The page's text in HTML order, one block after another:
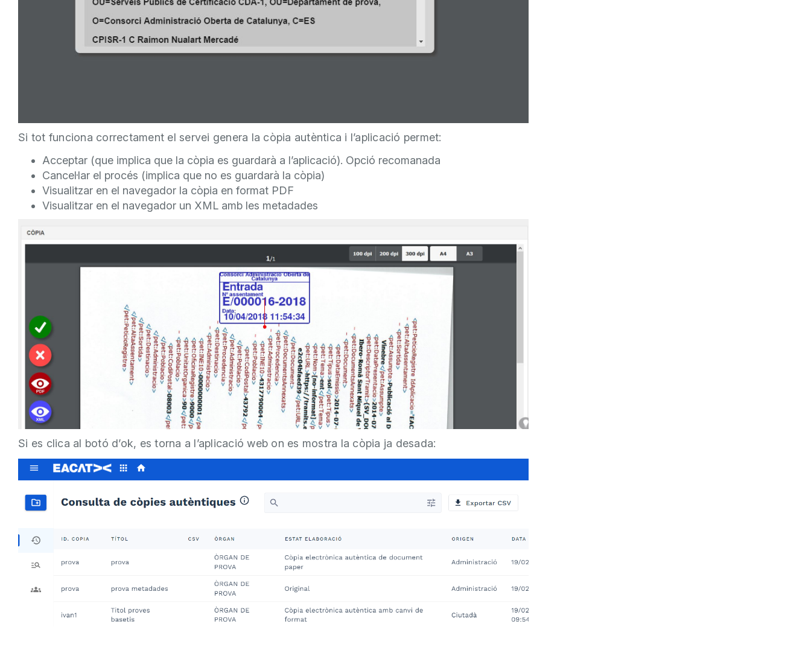
Si tot funciona correctament el servei genera la còpia autèntica i l’aplicació permet:
Acceptar (que implica que la còpia es guardarà a l’aplicació). Opció recomanada
Cancel·lar el procés (implica que no es guardarà la còpia)
Visualitzar en el navegador la còpia en format PDF
Visualitzar en el navegador un XML amb les metadades
Si es clica al botó d’ok, es torna a l’aplicació web on es mostra la còpia ja desada: